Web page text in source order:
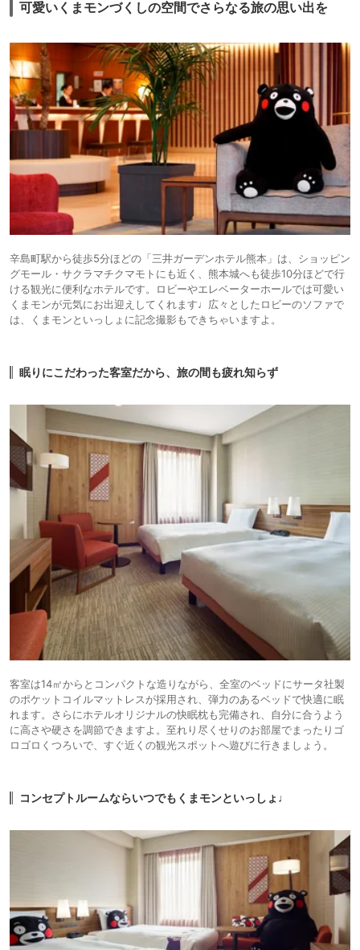
可愛いくまモンづくしの空間でさらなる旅の思い出を
辛島町駅から徒歩5分ほどの「三井ガーデンホテル熊本」は、ショッピン
グモール・サクラマチクマモトにも近く、熊本城へも徒歩10分ほどで行
ける観光に便利なホテルです。ロビーやエレベーターホールでは可愛い
くまモンが元気にお出迎えしてくれます♩広々としたロビーのソファで
は、くまモンといっしょに記念撮影もできちゃいますよ。
眠りにこだわった客室だから、旅の間も疲れ知らず
客室は14㎡からとコンパクトな造りながら、全室のベッドにサータ社製
のポケットコイルマットレスが採用され、弾力のあるベッドで快適に眠
れます。さらにホテルオリジナルの快眠枕も完備され、自分に合うよう
に高さや硬さを調節できますよ。至れり尽くせりのお部屋でまったりゴ
ロゴロくつろいで、すぐ近くの観光スポットへ遊びに行きましょう。
コンセプトルームならいつでもくまモンといっしょ♩